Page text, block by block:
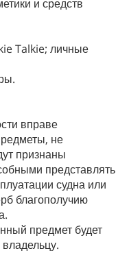
и средств
Talkie; личные
вправе
не
признаны
представлять
судна или
благополучию
предмет будет